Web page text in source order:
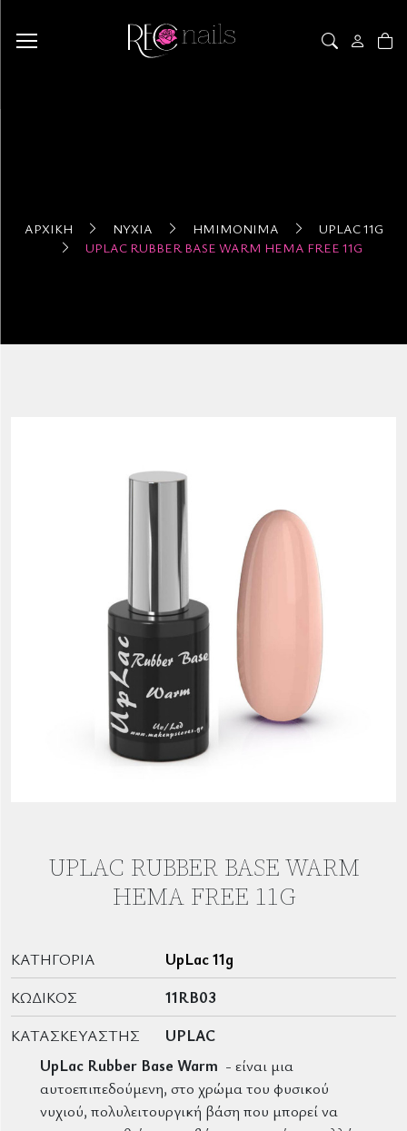
ΑΡΧΙΚΉ ΝΎΧΙΑ ΗΜΙΜΌΝΙΜΑ
UPLAC 11G
UPLAC RUBBER BASE WARM HEMA FREE 11G
UPLAC RUBBER BASE WARM
HEMA FREE 11G
ΚΑΤΗΓΟΡΊΑ
UpLac 11g
ΚΩΔΙΚΌΣ
11RB03
ΚΑΤΑΣΚΕΥΑΣΤΉΣ
UPLAC
UpLac Rubber Base Warm - είναι μια
αυτοεπιπεδούμενη, στο χρώμα του φυσικού
νυχιού, πολυλειτουργική βάση που μπορεί να